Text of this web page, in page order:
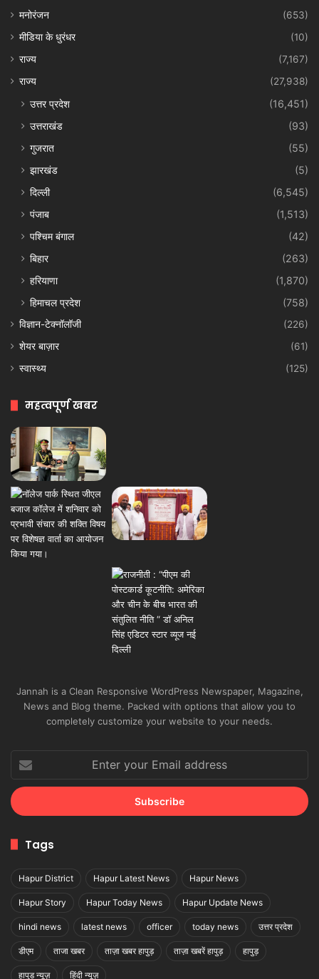
मनोरंजन
(653)
मीडिया के धुरंधर
(10)
राज्य
(7,167)
राज्य
(27,938)
उत्तर प्रदेश
(16,451)
उत्तराखंड
(93)
गुजरात
(55)
झारखंड
(5)
दिल्ली
(6,545)
पंजाब
(1,513)
पश्चिम बंगाल
(42)
बिहार
(263)
हरियाणा
(1,870)
हिमाचल प्रदेश
(758)
विज्ञान-टेक्नॉलॉजी
(226)
शेयर बाज़ार
(61)
स्वास्थ्य
(125)
महत्वपूर्ण खबर
Jannah is a Clean Responsive WordPress Newspaper, Magazine,
News and Blog theme. Packed with options that allow you to
completely customize your website to your needs.
your
Email
address
Tags
Hapur District Hapur Latest News Hapur News
Hapur Story Hapur Today News Hapur Update News
hindi news latest news officer today news उत्तर प्रदेश
डीएम ताजा खबर ताज़ा खबर हापुड़ ताज़ा खबरें हापुड़ हापुड़
हापुड़ न्यूज़ हिंदी न्यूज़